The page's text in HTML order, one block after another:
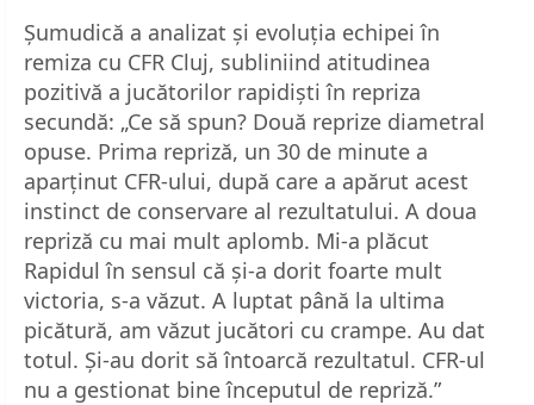
Șumudică a analizat și evoluția echipei în
remiza cu CFR Cluj, subliniind atitudinea
pozitivă a jucătorilor rapidiști în repriza
secundă: „Ce să spun? Două reprize diametral
opuse. Prima repriză, un 30 de minute a
aparținut CFR-ului, după care a apărut acest
instinct de conservare al rezultatului. A doua
repriză cu mai mult aplomb. Mi-a plăcut
Rapidul în sensul că și-a dorit foarte mult
victoria, s-a văzut. A luptat până la ultima
picătură, am văzut jucători cu crampe. Au dat
totul. Și-au dorit să întoarcă rezultatul. CFR-ul
nu a gestionat bine începutul de repriză.”